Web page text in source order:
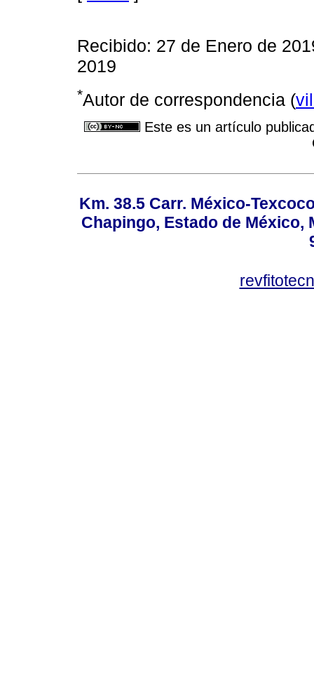
Recibido: 27 de Enero de
2019
*Autor de correspondencia (
Este es un artículo
Km. 38.5 Carr. México-
Chapingo, Estado de México,